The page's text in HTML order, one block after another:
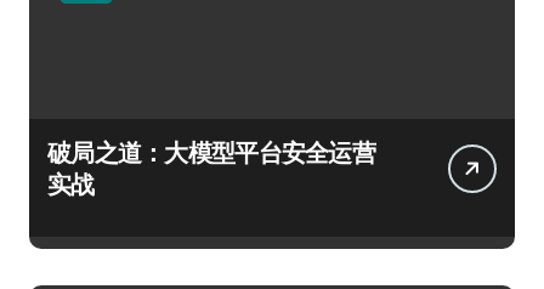
破局之道：大模型平台安全运营
实战